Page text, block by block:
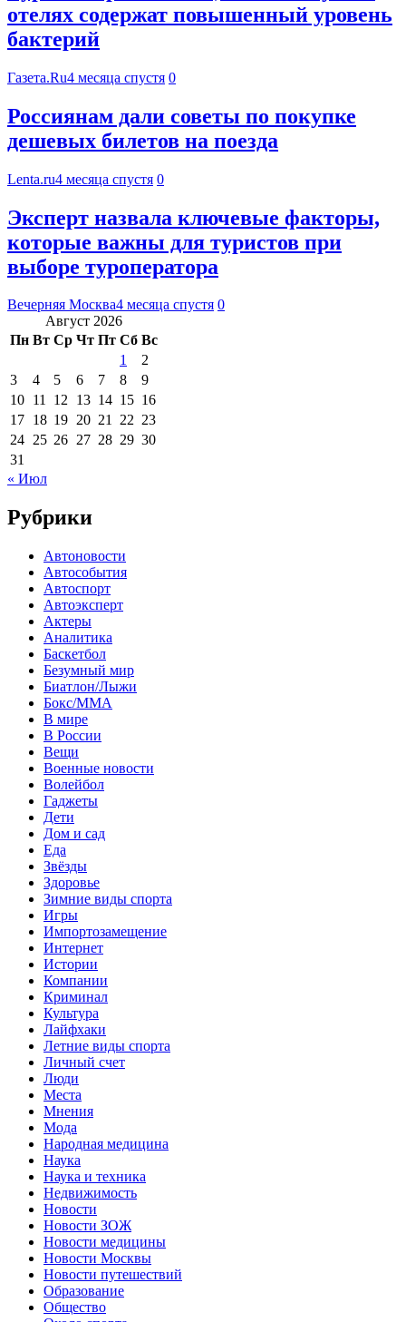
отелях содержат повышенный уровень
бактерий
Газета.Ru4 месяца спустя 0
Россиянам дали советы по покупке
дешевых билетов на поезда
Lenta.ru4 месяца спустя 0
Эксперт назвала ключевые факторы,
которые важны для туристов при
выборе туроператора
Вечерняя Москва4 месяца спустя 0
Август 2026
Пн Вт Ср Чт Пт Сб Вс
1
2
3
4 5 6 7 8
9
10 11 12 13 14 15 16
17 18 19 20 21 22 23
24 25 26 27 28 29 30
31
« Июл
Рубрики
Автоновости
Автособытия
Автоспорт
Автоэксперт
Актеры
Аналитика
Баскетбол
Безумный мир
Биатлон/Лыжи
Бокс/MMA
В мире
В России
Вещи
Военные новости
Волейбол
Гаджеты
Дети
Дом и сад
Еда
Звёзды
Здоровье
Зимние виды спорта
Игры
Импортозамещение
Интернет
Истории
Компании
Криминал
Культура
Лайфхаки
Летние виды спорта
Личный счет
Люди
Места
Мнения
Мода
Народная медицина
Наука
Наука и техника
Недвижимость
Новости
Новости ЗОЖ
Новости медицины
Новости Москвы
Новости путешествий
Образование
Общество